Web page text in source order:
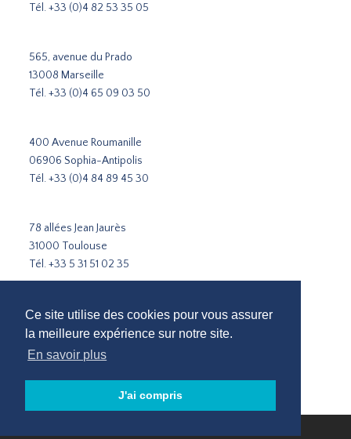
Ce site utilise des cookies pour vous assurer
la meilleure expérience sur notre site.
En savoir plus
J'ai compris
Tél.+33 (0)4 82 53 35 05
565, avenue du Prado
13008 Marseille
Tél.+33 (0)4 65 09 03 50
400 Avenue Roumanille
06906 Sophia-Antipolis
Tél.+33 (0)4 84 89 45 30
78 allées Jean Jaurès
31000 Toulouse
Tél.+33 5 31 51 02 35
Cabinet de recrutement Paris
Cabinet de recrutement Lyon
Recrutement Sophia-Antipolis
Cabinet de recrutement Toulouse